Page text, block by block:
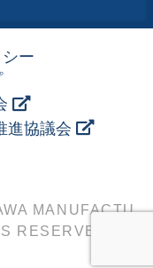
ー
進協議会
MANUFACTU
RESERVED.